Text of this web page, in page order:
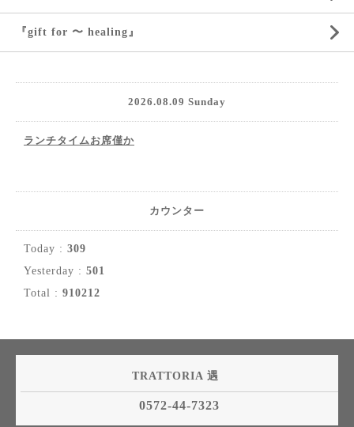
『gift for 〜 healing』
2026.08.09 Sunday
ランチタイムお席僅か
カウンター
Today : 309
Yesterday : 501
Total : 910212
TRATTORIA 遇
0572-44-7323